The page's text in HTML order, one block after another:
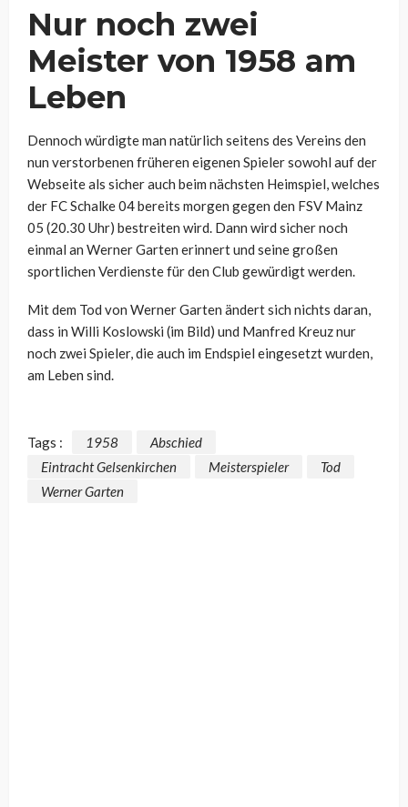
Nur noch zwei
Meister von 1958 am
Leben
Dennoch würdigte man natürlich seitens des Vereins den
nun verstorbenen früheren eigenen Spieler sowohl auf der
Webseite als sicher auch beim nächsten Heimspiel, welches
der FC Schalke 04 bereits morgen gegen den FSV Mainz
05 (20.30 Uhr) bestreiten wird. Dann wird sicher noch
einmal an Werner Garten erinnert und seine großen
sportlichen Verdienste für den Club gewürdigt werden.
Mit dem Tod von Werner Garten ändert sich nichts daran,
dass in Willi Koslowski (im Bild) und Manfred Kreuz nur
noch zwei Spieler, die auch im Endspiel eingesetzt wurden,
am Leben sind.
Tags : 1958
Abschied
Eintracht Gelsenkirchen
Meisterspieler
Tod
Werner Garten